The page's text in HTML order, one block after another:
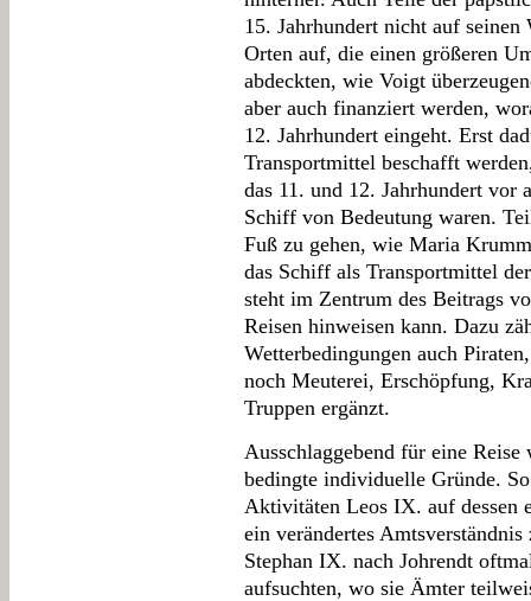
15. Jahrhundert nicht auf seinen
Orten auf, die einen größeren
abdeckten, wie Voigt
aber auch finanziert werden,
12. Jahrhundert eingeht. Erst
Transportmittel beschafft
das 11. und 12. Jahrhundert vor
Schiff von Bedeutung waren.
Fuß zu gehen, wie Maria
das Schiff als Transportmittel
steht im Zentrum des Beitrags
Reisen hinweisen kann. Dazu
Wetterbedingungen auch
noch Meuterei, Erschöpfung,
Truppen ergänzt.
Ausschlaggebend für eine
bedingte individuelle Gründe.
Aktivitäten Leos IX. auf dessen
ein verändertes
Stephan IX. nach Johrendt
aufsuchten, wo sie Ämter